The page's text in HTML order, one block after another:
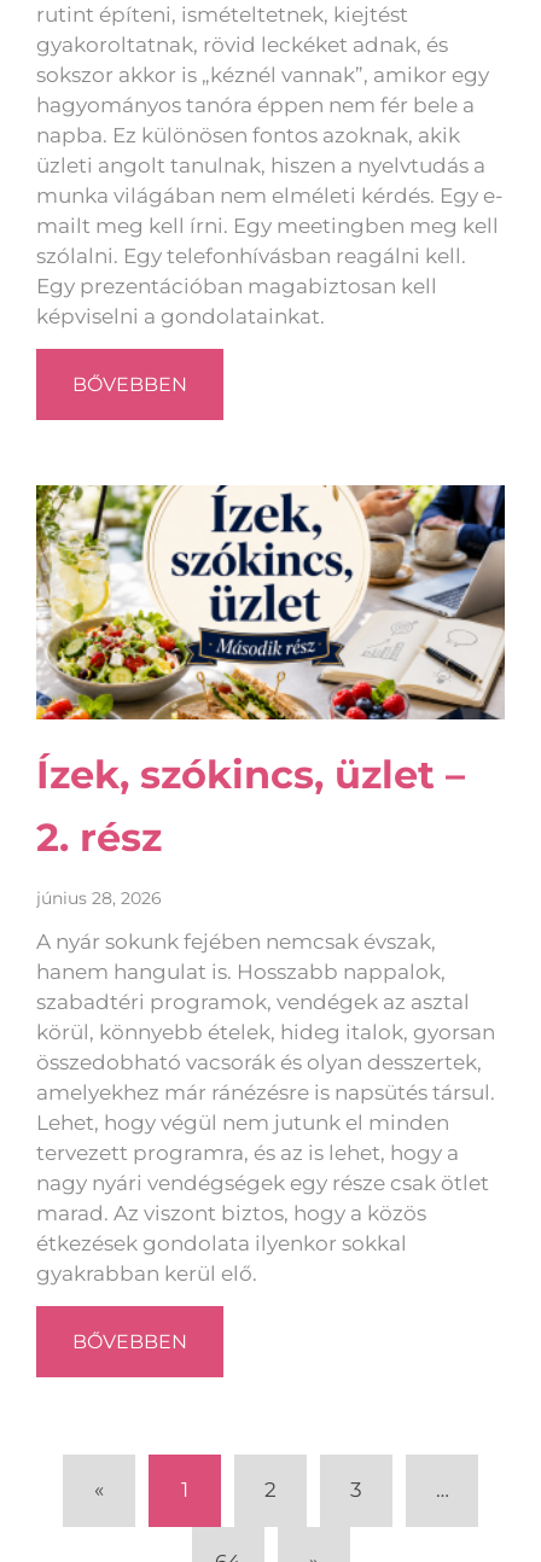
rutint építeni, ismételtetnek, kiejtést
gyakoroltatnak, rövid leckéket adnak, és
sokszor akkor is „kéznél vannak”, amikor egy
hagyományos tanóra éppen nem fér bele a
napba. Ez különösen fontos azoknak, akik
üzleti angolt tanulnak, hiszen a nyelvtudás a
munka világában nem elméleti kérdés. Egy e-
mailt meg kell írni. Egy meetingben meg kell
szólalni. Egy telefonhívásban reagálni kell.
Egy prezentációban magabiztosan kell
képviselni a gondolatainkat.
BŐVEBBEN
Ízek, szókincs, üzlet –
2. rész
június 28, 2026
A nyár sokunk fejében nemcsak évszak,
hanem hangulat is. Hosszabb nappalok,
szabadtéri programok, vendégek az asztal
körül, könnyebb ételek, hideg italok, gyorsan
összedobható vacsorák és olyan desszertek,
amelyekhez már ránézésre is napsütés társul.
Lehet, hogy végül nem jutunk el minden
tervezett programra, és az is lehet, hogy a
nagy nyári vendégségek egy része csak ötlet
marad. Az viszont biztos, hogy a közös
étkezések gondolata ilyenkor sokkal
gyakrabban kerül elő.
BŐVEBBEN
« 1 2 3 …